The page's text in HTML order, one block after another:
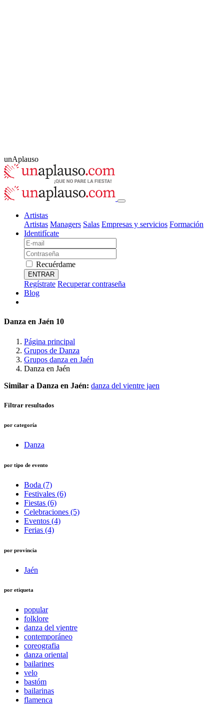
unAplauso
Artistas
Artistas Managers Salas Empresas y servicios Formación
Identifícate
Recuérdame
ENTRAR
Regístrate Recuperar contraseña
Blog
Danza en Jaén 10
Página principal
Grupos de Danza
Grupos danza en Jaén
Danza en Jaén
Similar a Danza en Jaén: danza del vientre jaen
Filtrar resultados
por categoría
Danza
por tipo de evento
Boda (7)
Festivales (6)
Fiestas (6)
Celebraciones (5)
Eventos (4)
Ferias (4)
por provincia
Jaén
por etiqueta
popular
folklore
danza del vientre
contemporáneo
coreografia
danza oriental
bailarines
velo
bastóm
bailarinas
flamenca